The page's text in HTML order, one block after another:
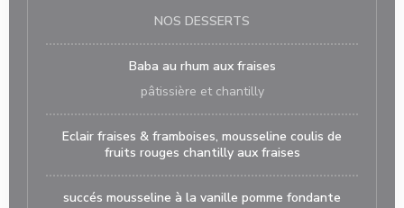
NOS DESSERTS
Baba au rhum aux fraises
pâtissière et chantilly
Eclair fraises & framboises, mousseline coulis de
fruits rouges chantilly aux fraises
succés mousseline à la vanille pomme fondante